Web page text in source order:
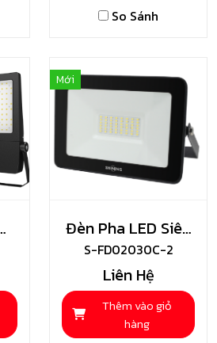
So Sánh
Mới
Đèn Pha LED Siêu
Mỏng Shining
S-FD02030C-2
Liên Hệ
Thêm vào giỏ
hàng